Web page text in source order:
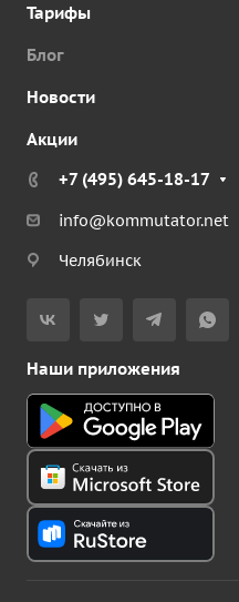
Тарифы
Блог
Новости
Акции
+7 (495) 645-18-17
info@kommutator.net
Челябинск
Наши приложения